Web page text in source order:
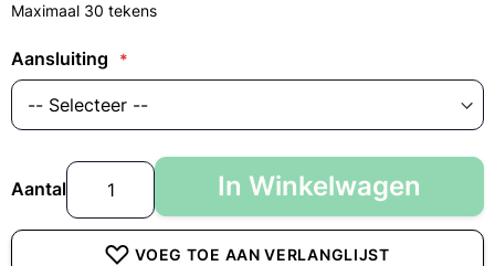
Maximaal 30 tekens
Aansluiting
Aantal In Winkelwagen
VOEG TOE AAN VERLANGLIJST